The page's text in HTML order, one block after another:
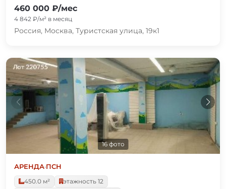
460 000 ₽/мес
4 842 ₽/м² в месяц
Россия, Москва, Туристская улица, 19к1
16 фото
АРЕНДА·ПСН
450.0 м²
этажность 12